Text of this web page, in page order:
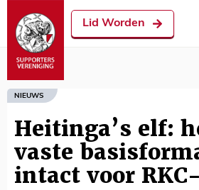
Lid Worden
NIEUWS
Heitinga’s elf:
vaste
intact voor